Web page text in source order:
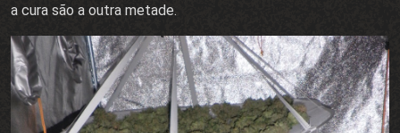
a cura são a outra metade.